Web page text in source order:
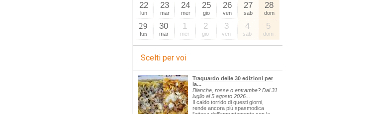
22
lun
23
mar
24
mer
25
gio
26
ven
27
sab
28
dom
29
lun
30
mar
1
mer
2
gio
3
ven
4
sab
5
dom
Scelti per voi
Traguardo delle 30 edizioni per
la...
Bianche, rosse o entrambe? Dal 31
luglio al 5 agosto 2026...
Il caldo torrido di questi giorni,
rende ancora più spasmodica